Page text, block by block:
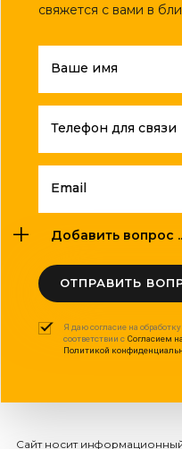
свяжется с вами в
Ваше имя
Телефон для связи
Email
Добавить вопрос
ОТПРАВИТЬ
Я даю согласие на
соответствии с Согласием
Политикой
Сайт носит